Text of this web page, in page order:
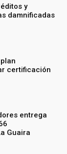
y
damnificadas
certificación
entrega
Guaira